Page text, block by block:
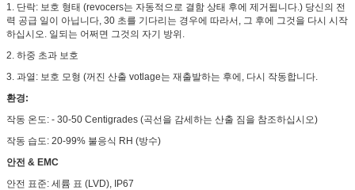
1. 단락: 보호 형태 (revocers는 자동적으로 결함 상태 후에 제거됩니다.) 당신의 전
력 공급 일이 아닙니다, 30 초를 기다리는 경우에 따라서, 그 후에 그것을 다시 시작
하십시오. 일되는 어쩌면 그것의 자기 방위.
2. 하중 초과 보호
3. 과열: 보호 모형 (꺼진 산출 votlage는 재출발하는 후에, 다시 작동합니다.
환경:
작동 온도: - 30-50 Centigrades (곡선을 감세하는 산출 짐을 참조하십시오)
작동 습도: 20-99% 불응식 RH (방수)
안전 & EMC
안전 표준: 세륨 표 (LVD), IP67